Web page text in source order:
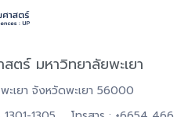
ตร์ มหาวิทยาลัยพะเยา
ะเยา จังหวัดพะเยา 56000